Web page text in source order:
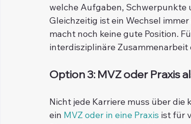
welche Aufgaben, Schwerpunkte
Gleichzeitig ist ein Wechsel
macht noch keine gute Position.
interdisziplinäre
Option 3: MVZ oder Praxis
Nicht jede Karriere muss über
ein MVZ oder in eine Praxis ist für